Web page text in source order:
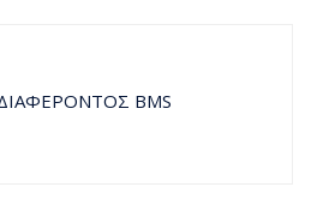
BMS